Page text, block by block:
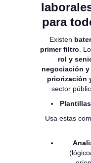
para
Existen
primer filtro .
rol y
negociación
priorización
sector
Usa estas